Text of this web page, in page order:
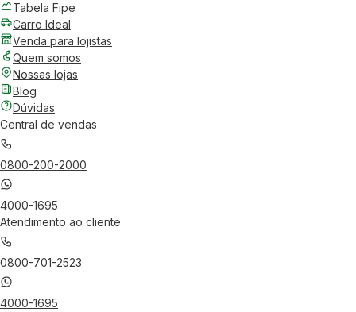
Tabela Fipe
Carro Ideal
Venda para lojistas
Quem somos
Nossas lojas
Blog
Dúvidas
Central de vendas
0800-200-2000
4000-1695
Atendimento ao cliente
0800-701-2523
4000-1695